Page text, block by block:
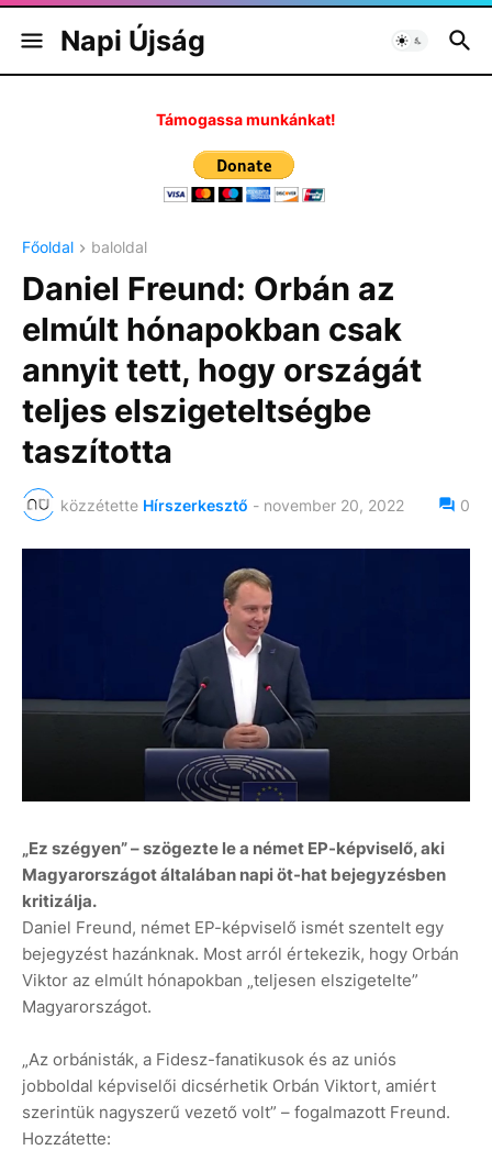
Napi Újság
Támogassa munkánkat!
Főoldal baloldal
Daniel Freund: Orbán az
elmúlt hónapokban csak
annyit tett, hogy országát
teljes elszigeteltségbe
taszította
közzétette Hírszerkesztő - november 20, 2022 0
„Ez szégyen” – szögezte le a német EP-képviselő, aki
Magyarországot általában napi öt-hat bejegyzésben
kritizálja.
Daniel Freund, német EP-képviselő ismét szentelt egy
bejegyzést hazánknak. Most arról értekezik, hogy Orbán
Viktor az elmúlt hónapokban „teljesen elszigetelte”
Magyarországot.
„Az orbánisták, a Fidesz-fanatikusok és az uniós
jobboldal képviselői dicsérhetik Orbán Viktort, amiért
szerintük nagyszerű vezető volt” – fogalmazott Freund.
Hozzátette: